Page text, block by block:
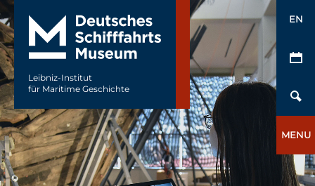
Leibniz-Institut
für Maritime Geschichte
EN
MENU